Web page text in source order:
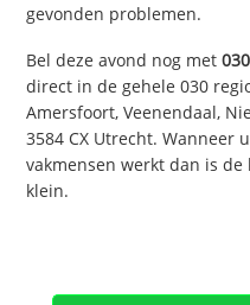
gevonden problemen.
Bel deze avond nog met
direct in de gehele 030
Amersfoort, Veenendaal,
3584 CX Utrecht. Wanneer
vakmensen werkt dan is
klein.